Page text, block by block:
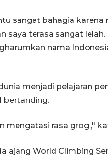
sangat bahagia karena
saya terasa sangat lelah.
nama
menjadi pelajaran
bertanding.
mengatasi rasa grogi,"
ajang World Climbing
BNPB optimalkan
Desa Tangguh
Jawa Timur